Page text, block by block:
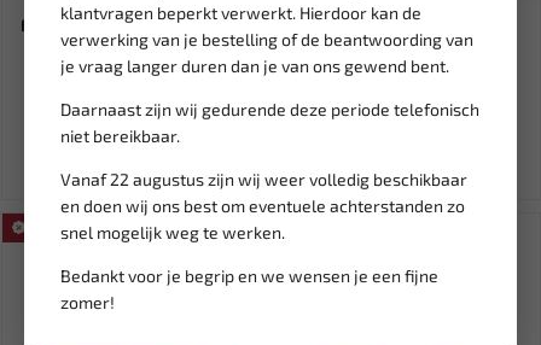
klantvragen beperkt verwerkt. Hierdoor kan de
verwerking van je bestelling of de beantwoording van
je vraag langer duren dan je van ons gewend bent.
Daarnaast zijn wij gedurende deze periode telefonisch
niet bereikbaar.
Vanaf 22 augustus zijn wij weer volledig beschikbaar
en doen wij ons best om eventuele achterstanden zo
snel mogelijk weg te werken.
Bedankt voor je begrip en we wensen je een fijne
zomer!
FORCE Tooltray foam T-greep
dopsleutels | L-greep...
195,57
230,08
Ex. btw: € 161,63
AST VAG Benzine en diesel
(Riem) AST4740
246,84